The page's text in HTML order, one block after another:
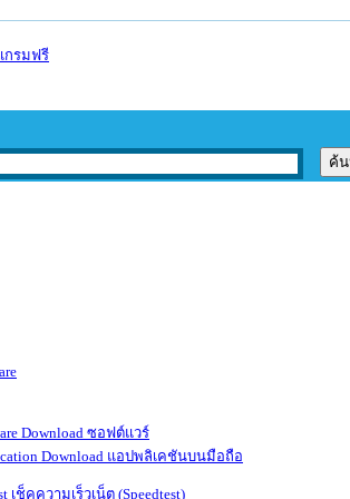
ซอฟต์แวร์
แอปพลิเคชันบนมือถือ
เช็คความเร็วเน็ต (Speedtest)